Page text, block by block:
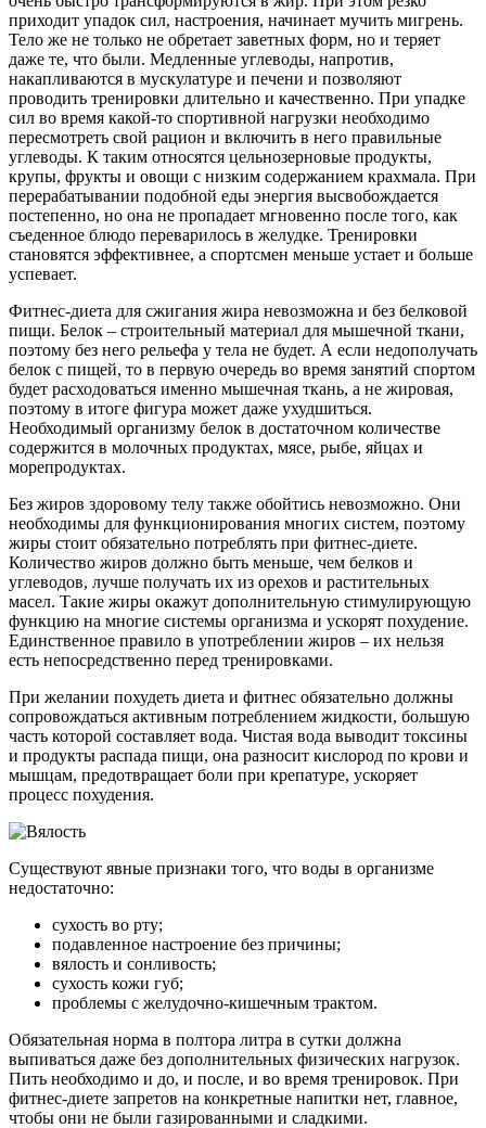
приходит упадок сил, настроения, начинает мучить мигрень.
Тело же не только не обретает заветных форм, но и теряет
даже те, что были. Медленные углеводы, напротив,
накапливаются в мускулатуре и печени и позволяют
проводить тренировки длительно и качественно. При упадке
сил во время какой-то спортивной нагрузки необходимо
пересмотреть свой рацион и включить в него правильные
углеводы. К таким относятся цельнозерновые продукты,
крупы, фрукты и овощи с низким содержанием крахмала. При
перерабатывании подобной еды энергия высвобождается
постепенно, но она не пропадает мгновенно после того, как
съеденное блюдо переварилось в желудке. Тренировки
становятся эффективнее, а спортсмен меньше устает и больше
успевает.
Фитнес-диета для сжигания жира невозможна и без белковой
пищи. Белок – строительный материал для мышечной ткани,
поэтому без него рельефа у тела не будет. А если недополучать
белок с пищей, то в первую очередь во время занятий спортом
будет расходоваться именно мышечная ткань, а не жировая,
поэтому в итоге фигура может даже ухудшиться.
Необходимый организму белок в достаточном количестве
содержится в молочных продуктах, мясе, рыбе, яйцах и
морепродуктах.
Без жиров здоровому телу также обойтись невозможно. Они
необходимы для функционирования многих систем, поэтому
жиры стоит обязательно потреблять при фитнес-диете.
Количество жиров должно быть меньше, чем белков и
углеводов, лучше получать их из орехов и растительных
масел. Такие жиры окажут дополнительную стимулирующую
функцию на многие системы организма и ускорят похудение.
Единственное правило в употреблении жиров – их нельзя
есть непосредственно перед тренировками.
При желании похудеть диета и фитнес обязательно должны
сопровождаться активным потреблением жидкости, большую
часть которой составляет вода. Чистая вода выводит токсины
и продукты распада пищи, она разносит кислород по крови и
мышцам, предотвращает боли при крепатуре, ускоряет
процесс похудения.
Существуют явные признаки того, что воды в организме
недостаточно:
сухость во рту;
подавленное настроение без причины;
вялость и сонливость;
сухость кожи губ;
проблемы с желудочно-кишечным трактом.
Обязательная норма в полтора литра в сутки должна
выпиваться даже без дополнительных физических нагрузок.
Пить необходимо и до, и после, и во время тренировок. При
фитнес-диете запретов на конкретные напитки нет, главное,
чтобы они не были газированными и сладкими.